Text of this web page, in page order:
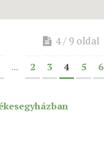
4 / 9 oldal
... 2 3 4 5 6